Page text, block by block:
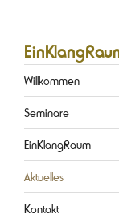
Willkommen
Seminare
EinKlangRaum
Aktuelles
Kontakt